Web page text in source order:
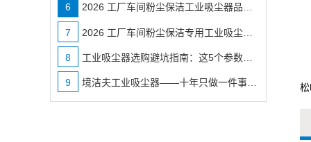
6 2026 工厂车间粉尘保洁工业吸尘器品牌分类推荐
7 2026 工厂车间粉尘保洁专用工业吸尘器选型 & 推荐
8 工业吸尘器选购避坑指南：这5个参数比价格更重要
9 境洁夫工业吸尘器——十年只做一件事：让工厂车间干干净净